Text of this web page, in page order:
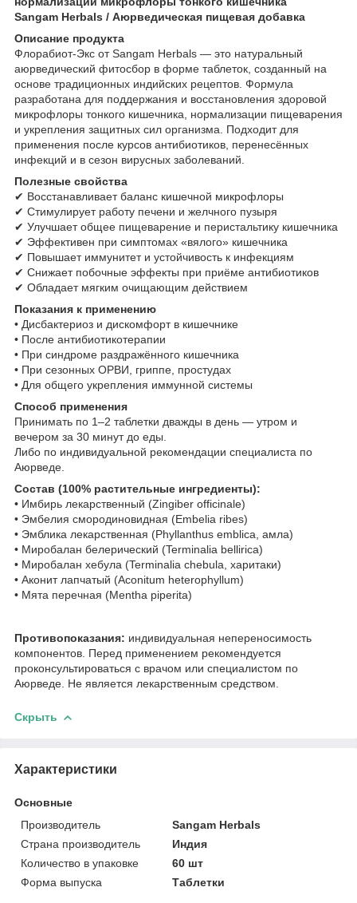
Sangam Herbals / Аюрведическая пищевая добавка
Описание продукта
Флорабиот-Экс от Sangam Herbals — это натуральный
аюрведический фитосбор в форме таблеток, созданный на
основе традиционных индийских рецептов. Формула
разработана для поддержания и восстановления здоровой
микрофлоры тонкого кишечника, нормализации пищеварения
и укрепления защитных сил организма. Подходит для
применения после курсов антибиотиков, перенесённых
инфекций и в сезон вирусных заболеваний.
Полезные свойства
✔ Восстанавливает баланс кишечной микрофлоры
✔ Стимулирует работу печени и желчного пузыря
✔ Улучшает общее пищеварение и перистальтику кишечника
✔ Эффективен при симптомах «вялого» кишечника
✔ Повышает иммунитет и устойчивость к инфекциям
✔ Снижает побочные эффекты при приёме антибиотиков
✔ Обладает мягким очищающим действием
Показания к применению
• Дисбактериоз и дискомфорт в кишечнике
• После антибиотикотерапии
• При синдроме раздражённого кишечника
• При сезонных ОРВИ, гриппе, простудах
• Для общего укрепления иммунной системы
Способ применения
Принимать по 1–2 таблетки дважды в день — утром и
вечером за 30 минут до еды.
Либо по индивидуальной рекомендации специалиста по
Аюрведе.
Состав (100% растительные ингредиенты):
• Имбирь лекарственный (Zingiber officinale)
• Эмбелия смородиновидная (Embelia ribes)
• Эмблика лекарственная (Phyllanthus emblica, амла)
• Миробалан белерический (Terminalia bellirica)
• Миробалан хебула (Terminalia chebula, харитаки)
• Аконит лапчатый (Aconitum heterophyllum)
• Мята перечная (Mentha piperita)
Противопоказания: индивидуальная непереносимость
компонентов. Перед применением рекомендуется
проконсультироваться с врачом или специалистом по
Аюрведе. Не является лекарственным средством.
Скрыть
Характеристики
Основные
Производитель
Sangam Herbals
Страна производитель
Индия
Количество в упаковке
60 шт
Форма выпуска
Таблетки